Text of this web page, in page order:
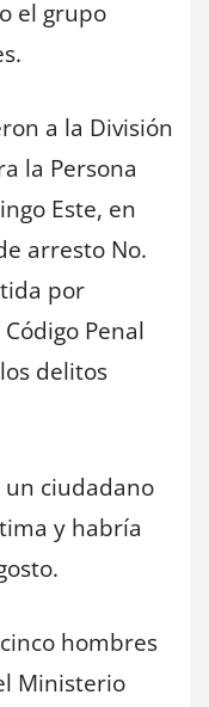
el grupo
a la División
la Persona
Este, en
arresto No.
por
Penal
delitos
un ciudadano
y habría
hombres
Ministerio